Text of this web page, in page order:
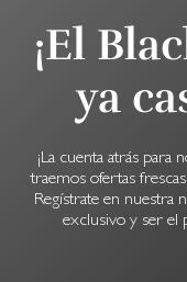
¡El
ya
¡La cuenta atrás
traemos ofertas
Regístrate en nuestra
exclusivo y ser el